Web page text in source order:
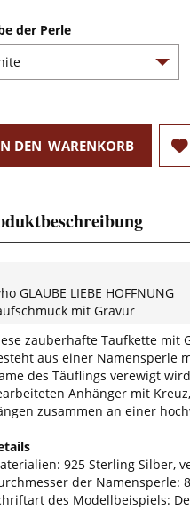
der Perle
DEN WARENKORB
GLAUBE LIEBE HOFFNUNG
mit Gravur
zauberhafte Taufkette mit
aus einer Namensperle
des Täuflings verewigt
Anhänger mit
zusammen an einer
925 Sterling Silber,
der Namensperle:
des Modellbeispiels: